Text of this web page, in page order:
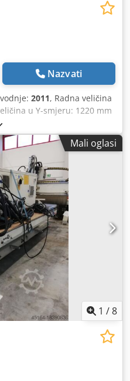
Nazvati
2011, Radna veličina
u Y-smjeru: 1220 mm
stroja: portalni
kW Broj okretaja glavnog
upravljano vreteno:
vretena: zračno
Da Broj mjesta za alat:
sučelje: Xilog Plus
moguć: Da CD Rom
Sustav graničnika: granični
Broj vakuum pumpi: 1
Sigurnosne značajke:
skladišta: Sonnefeld
Mali oglasi
1 /8